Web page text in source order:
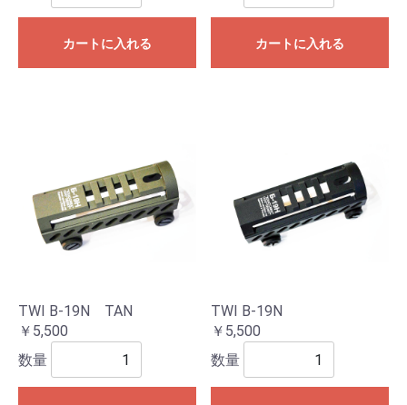
カートに入れる カートに入れる
TWI B-19N TAN
￥5,500
数量
TWI B-19N
￥5,500
数量